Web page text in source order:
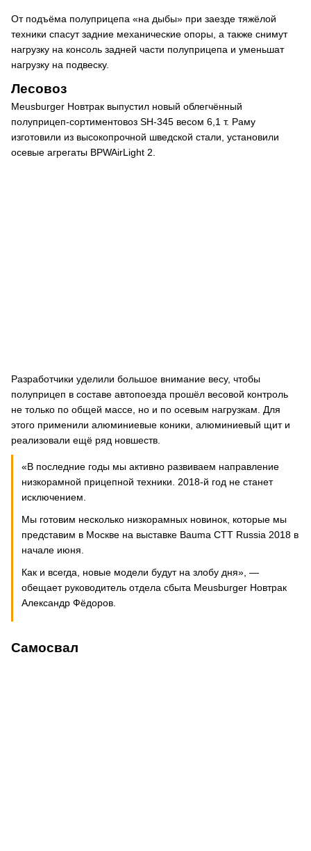
От подъёма полуприцепа «на дыбы» при заезде тяжёлой
техники спасут задние механические опоры, а также снимут
нагрузку на консоль задней части полуприцепа и уменьшат
нагрузку на подвеску.
Лесовоз
Meusburger Новтрак выпустил новый облегчённый
полуприцеп-сортиментовоз SH-345 весом 6,1 т. Раму
изготовили из высокопрочной шведской стали, установили
осевые агрегаты BPWAirLight 2.
Разработчики уделили большое внимание весу, чтобы
полуприцеп в составе автопоезда прошёл весовой контроль
не только по общей массе, но и по осевым нагрузкам. Для
этого применили алюминиевые коники, алюминиевый щит и
реализовали ещё ряд новшеств.
«В последние годы мы активно развиваем направление
низкорамной прицепной техники. 2018-й год не станет
исключением.
Мы готовим несколько низкорамных новинок, которые мы
представим в Москве на выставке Bauma СТТ Russia 2018 в
начале июня.
Как и всегда, новые модели будут на злобу дня», —
обещает руководитель отдела сбыта Meusburger Новтрак
Александр Фёдоров.
Самосвал